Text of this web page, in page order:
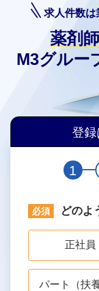
求人件数は
薬剤
M3グルー
登
1
どのよ
正社員
パート（扶